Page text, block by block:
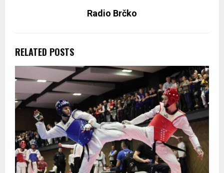
Radio Brčko
RELATED POSTS